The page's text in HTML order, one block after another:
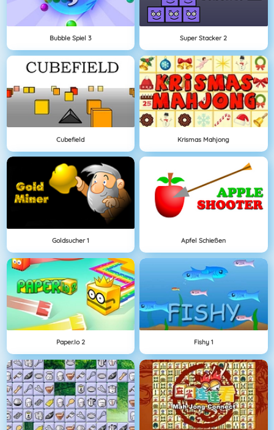
Bubble Spiel 3 Super Stacker 2
Cubefield Krismas Mahjong
Goldsucher 1 Apfel Schießen
Paper.io 2 Fishy 1